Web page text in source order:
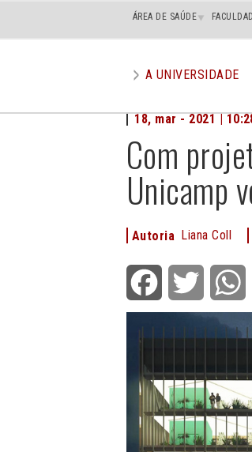
Main
superior
ÁREA DE SAÚDE
menu
A UNIVERSIDADE
Com
Unicamp
18, mar - 2021 |
Autoria Liana Coll
Facebook Twitter